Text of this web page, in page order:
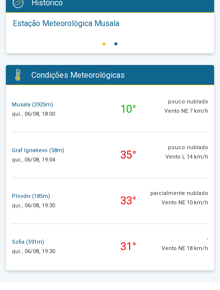
Histórico
Estação Meteorológica Musala
Condições Meteorológicas
Musala (2925m)
qui., 06/08, 18:00
10°
pouco nublado
Vento NE 7 km/h
Graf Ignatievo (58m)
qui., 06/08, 19:04
35°
pouco nublado
Vento L 14 km/h
Plovdiv (185m)
qui., 06/08, 19:30
33°
parcialmente nublado
Vento NE 10 km/h
Sofia (591m)
qui., 06/08, 19:30
31°
-
Vento NE 18 km/h